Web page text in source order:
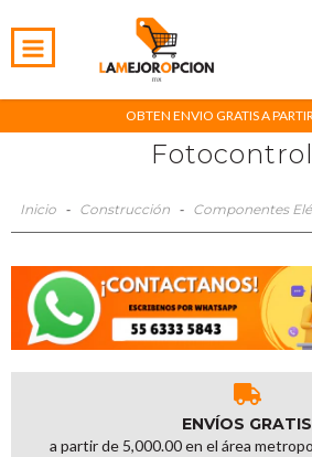
OBTEN ENVIO GRATIS A
Inicio - Construcción - Componentes
ENVÍOS GRATIS
a partir de 5,000.00 en el área